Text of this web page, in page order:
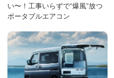
い〜！工事いらずで“爆風”放つ
ポータブルエアコン